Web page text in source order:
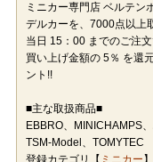
ミニカー専門店 ベルテン
デルカーを、7000点以上
当日 15：00 までのご注
買い上げ金額の 5％ を還
ント!!
■主な取扱商品■
EBBRO、MINICHAMPS
TSM-Model、TOMYTEC
登録カテゴリ【 ミニカー 】